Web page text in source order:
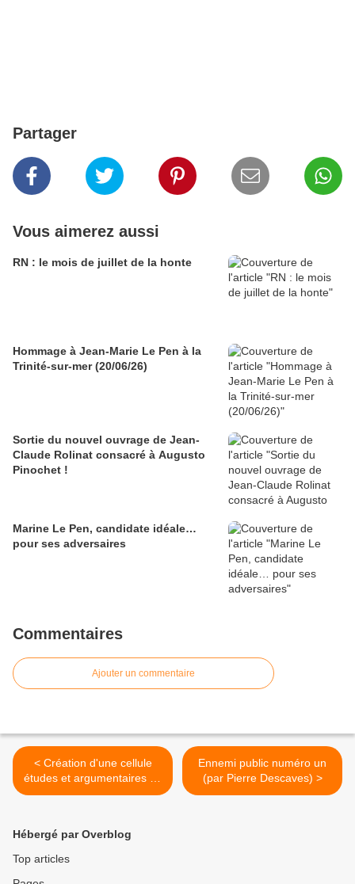
Partager
Vous aimerez aussi
RN : le mois de juillet de la honte
Hommage à Jean-Marie Le Pen à la
Trinité-sur-mer (20/06/26)
Sortie du nouvel ouvrage de Jean-
Claude Rolinat consacré à Augusto
Pinochet !
Marine Le Pen, candidate idéale…
pour ses adversaires
Commentaires
Ajouter un commentaire
< Création d'une cellule
études et argumentaires du
Parti de la France
Ennemi public numéro un
(par Pierre Descaves) >
Hébergé par Overblog
Top articles